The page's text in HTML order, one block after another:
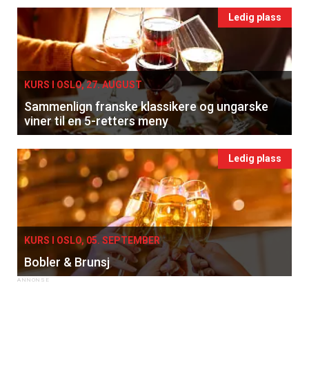
Ledig plass
KURS I OSLO, 27. AUGUST
Sammenlign franske klassikere og ungarske
viner til en 5-retters meny
Ledig plass
KURS I OSLO, 05. SEPTEMBER
Bobler & Brunsj